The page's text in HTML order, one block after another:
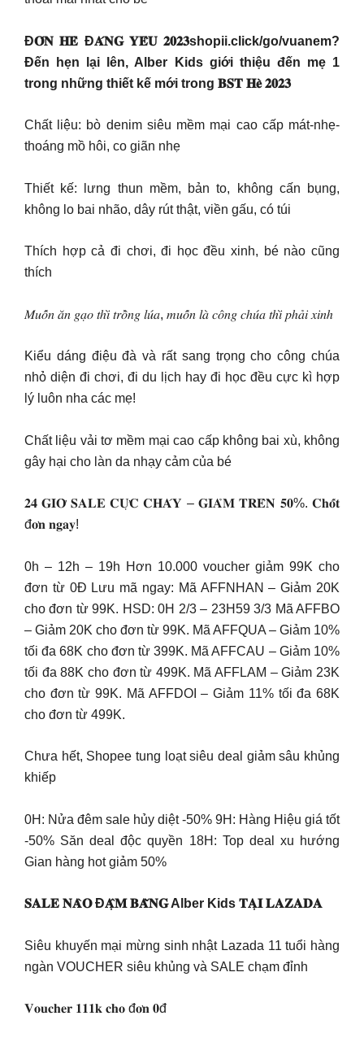
Đ𝐎́𝐍 𝐇𝐄̀ Đ𝐀́𝐍𝐆 𝐘𝐄̂𝐔 𝟐𝟎𝟐𝟑shopii.click/go/vuanem?
Đến hẹn lại lên, Alber Kids giới thiệu đến mẹ 1
trong những thiết kế mới trong 𝐁𝐒𝐓 𝐇𝐞̀ 𝟐𝟎𝟐𝟑
Chất liệu: bò denim siêu mềm mại cao cấp mát-nhẹ-
thoáng mồ hôi, co giãn nhẹ
Thiết kế: lưng thun mềm, bản to, không cấn bụng,
không lo bai nhão, dây rút thật, viền gấu, có túi
Thích hợp cả đi chơi, đi học đều xinh, bé nào cũng
thích
𝑀𝑢𝑜̂́𝑛 𝑎̆𝑛 𝑔𝑎̣𝑜 𝑡ℎ𝑖̀ 𝑡𝑟𝑜̂̀𝑛𝑔 𝑙𝑢́𝑎, 𝑚𝑢𝑜̂́𝑛 𝑙𝑎̀ 𝑐𝑜̂𝑛𝑔 𝑐ℎ𝑢́𝑎 𝑡ℎ𝑖̀ 𝑝ℎ𝑎̉𝑖 𝑥𝑖𝑛ℎ
Kiểu dáng điệu đà và rất sang trọng cho công chúa
nhỏ diện đi chơi, đi du lịch hay đi học đều cực kì hợp
lý luôn nha các mẹ!
Chất liệu vải tơ mềm mại cao cấp không bai xù, không
gây hại cho làn da nhạy cảm của bé
𝟐𝟒 𝐆𝐈𝐎̛̀ 𝐒𝐀𝐋𝐄 𝐂𝐔̛̣𝐂 𝐂𝐇𝐀́𝐘 – 𝐆𝐈𝐀̉𝐌 𝐓𝐑𝐄̂𝐍 𝟓𝟎%. 𝐂𝐡𝐨̂́𝐭
đ𝐨̛𝐧 𝐧𝐠𝐚𝐲!
0h – 12h – 19h Hơn 10.000 voucher giảm 99K cho
đơn từ 0Đ Lưu mã ngay: Mã AFFNHAN – Giảm 20K
cho đơn từ 99K. HSD: 0H 2/3 – 23H59 3/3 Mã AFFBO
– Giảm 20K cho đơn từ 99K. Mã AFFQUA – Giảm 10%
tối đa 68K cho đơn từ 399K. Mã AFFCAU – Giảm 10%
tối đa 88K cho đơn từ 499K. Mã AFFLAM – Giảm 23K
cho đơn từ 99K. Mã AFFDOI – Giảm 11% tối đa 68K
cho đơn từ 499K.
Chưa hết, Shopee tung loạt siêu deal giảm sâu khủng
khiếp
0H: Nửa đêm sale hủy diệt -50% 9H: Hàng Hiệu giá tốt
-50% Săn deal độc quyền 18H: Top deal xu hướng
Gian hàng hot giảm 50%
𝐒𝐀𝐋𝐄 𝐍𝐀̀𝐎 Đ𝐀̣̂𝐌 𝐁𝐀̆̀𝐍𝐆 Alber Kids 𝐓𝐀̣𝐈 𝐋𝐀𝐙𝐀𝐃𝐀
Siêu khuyến mại mừng sinh nhật Lazada 11 tuổi hàng
ngàn VOUCHER siêu khủng và SALE chạm đỉnh
𝐕𝐨𝐮𝐜𝐡𝐞𝐫 𝟏𝟏𝟏𝐤 𝐜𝐡𝐨 đ𝐨̛𝐧 𝟎đ